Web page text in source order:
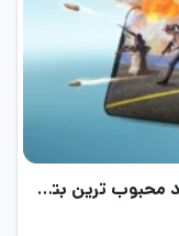
معرفی بازی پابجی موبایل + لینک دانلود محبوب ترین بتل رویال